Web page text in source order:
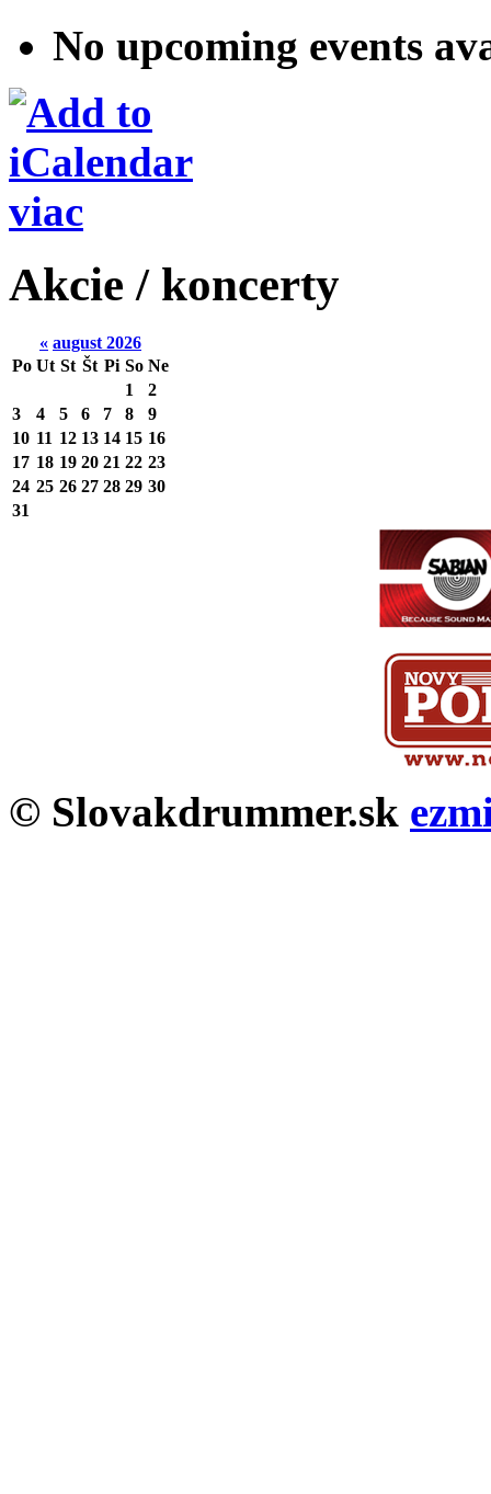
No upcoming events
viac
Akcie / koncerty
« august 2026
Po Ut St Št Pi So Ne
1
2
3
4 5 6 7 8
9
10 11 12 13 14 15 16
17 18 19 20 21 22 23
24 25 26 27 28 29 30
31
© Slovakdrummer.sk